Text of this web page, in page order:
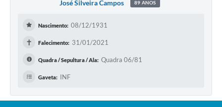
José Silveira Campos 89 ANOS
Nascimento: 08/12/1931
✝ Falecimento: 31/01/2021
Quadra / Sepultura / Ala: Quadra 06/81
Gaveta: INF